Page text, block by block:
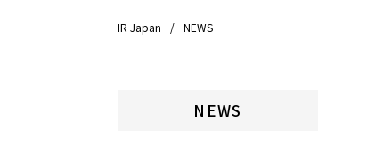
IR Japan NEWS
NEWS